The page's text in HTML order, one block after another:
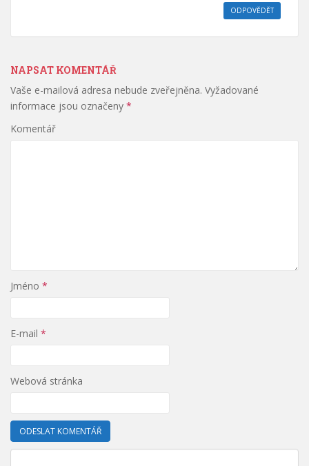
ODPOVĚDĚT
NAPSAT KOMENTÁŘ
Vaše e-mailová adresa nebude zveřejněna. Vyžadované
informace jsou označeny *
Komentář
Jméno *
E-mail *
Webová stránka